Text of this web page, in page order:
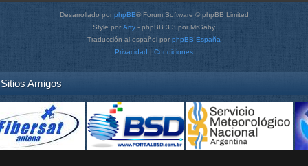
Desarrollado por phpBB® Forum Software © phpBB Limited
Style por Arty - phpBB 3.3 por MrGaby
Traducción al español por phpBB España
Privacidad | Condiciones
Sitios Amigos